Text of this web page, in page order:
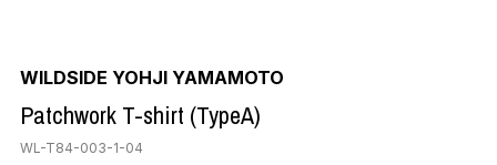
WILDSIDE YOHJI YAMAMOTO
Patchwork T-shirt (TypeA)
WL-T84-003-1-04